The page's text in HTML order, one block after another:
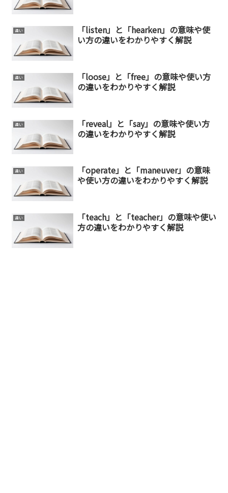
違い
「listen」と「hearken」の意味や使
い方の違いをわかりやすく解説
違い
「loose」と「free」の意味や使い方
の違いをわかりやすく解説
違い
「reveal」と「say」の意味や使い方
の違いをわかりやすく解説
違い
「operate」と「maneuver」の意味
や使い方の違いをわかりやすく解説
違い
「teach」と「teacher」の意味や使い
方の違いをわかりやすく解説